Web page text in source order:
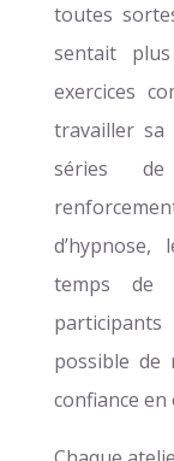
toutes
sentait
exercices
travailler sa
séries de
temps de
possible de
confiance en